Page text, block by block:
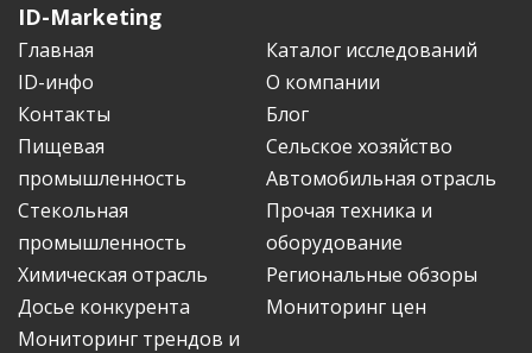
ID-Marketing
Главная
Каталог исследований
ID-инфо
О компании
Контакты
Блог
Пищевая
промышленность
Сельское хозяйство
Автомобильная отрасль
Стекольная
промышленность
Прочая техника и
оборудование
Химическая отрасль
Региональные обзоры
Досье конкурента
Мониторинг цен
Мониторинг трендов и